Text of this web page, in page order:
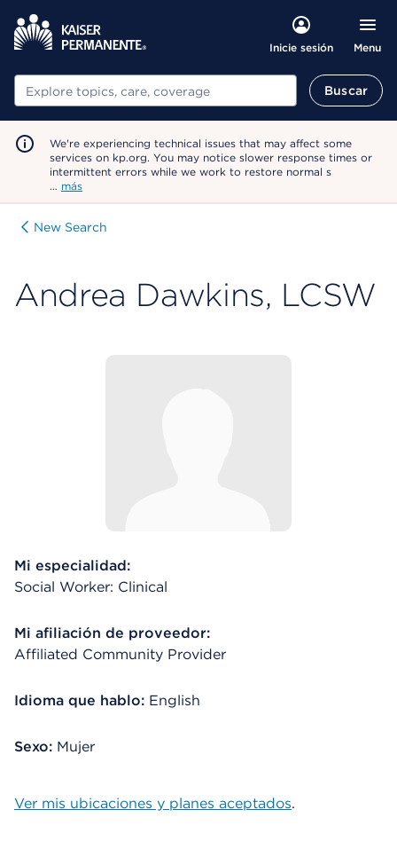
Inicie sesión Menu
Buscar Buscar
We're experiencing technical issues that may affect some
services on kp.org. You may notice slower response times or
intermittent errors while we work to restore normal s
… más
New Search
Andrea Dawkins, LCSW
Mi especialidad:
Social Worker: Clinical
Mi afiliación de proveedor:
Affiliated Community Provider
Idioma que hablo: English
Sexo: Mujer
Ver mis ubicaciones y planes aceptados.